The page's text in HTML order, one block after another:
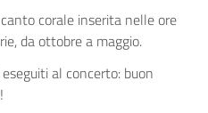
corale inserita nelle ore
da ottobre a maggio.
al concerto: buon